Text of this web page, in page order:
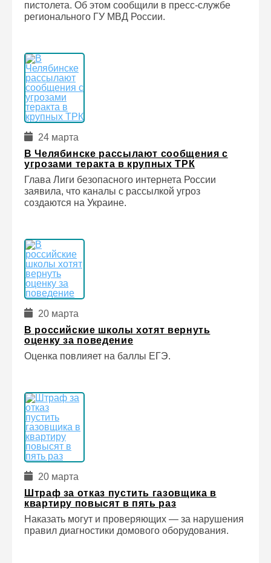
пистолета. Об этом сообщили в пресс-службе
регионального ГУ МВД России.
24 марта
В Челябинске рассылают сообщения с
угрозами теракта в крупных ТРК
Глава Лиги безопасного интернета России
заявила, что каналы с рассылкой угроз
создаются на Украине.
20 марта
В российские школы хотят вернуть
оценку за поведение
Оценка повлияет на баллы ЕГЭ.
20 марта
Штраф за отказ пустить газовщика в
квартиру повысят в пять раз
Наказать могут и проверяющих — за нарушения
правил диагностики домового оборудования.